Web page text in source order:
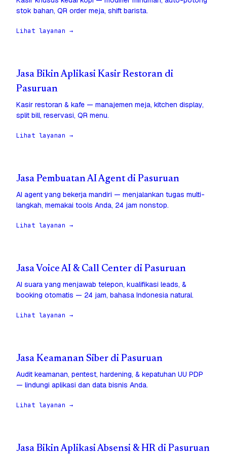
stok bahan, QR order meja, shift barista.
Lihat layanan →
Jasa Bikin Aplikasi Kasir Restoran di
Pasuruan
Kasir restoran & kafe — manajemen meja, kitchen display,
split bill, reservasi, QR menu.
Lihat layanan →
Jasa Pembuatan AI Agent di Pasuruan
AI agent yang bekerja mandiri — menjalankan tugas multi-
langkah, memakai tools Anda, 24 jam nonstop.
Lihat layanan →
Jasa Voice AI & Call Center di Pasuruan
AI suara yang menjawab telepon, kualifikasi leads, &
booking otomatis — 24 jam, bahasa Indonesia natural.
Lihat layanan →
Jasa Keamanan Siber di Pasuruan
Audit keamanan, pentest, hardening, & kepatuhan UU PDP
— lindungi aplikasi dan data bisnis Anda.
Lihat layanan →
Jasa Bikin Aplikasi Absensi & HR di Pasuruan